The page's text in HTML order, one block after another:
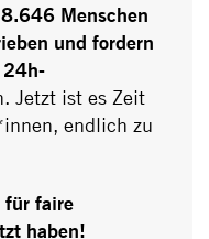
Menschen
und fordern
24h-
Jetzt ist es Zeit
endlich zu
für faire
haben!